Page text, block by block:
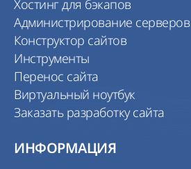
Хостинг для бэкапов
Администрирование серверов
Конструктор сайтов
Инструменты
Перенос сайта
Виртуальный ноутбук
Заказать разработку сайта
ИНФОРМАЦИЯ